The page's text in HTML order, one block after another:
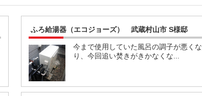
ふろ給湯器（エコジョーズ） 武蔵村山市 S様邸
今まで使用していた風呂の調子が悪くな
り、今回追い焚きがきかなくな...